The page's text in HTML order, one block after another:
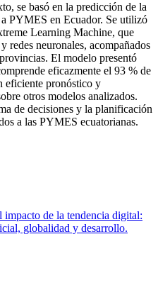
se basó en la predicción de la
PYMES en Ecuador. Se utilizó
Learning Machine, que
redes neuronales, acompañados
El modelo presentó
eficazmente el 93 % de
eficiente pronóstico y
otros modelos analizados.
de decisiones y la planificación
a las PYMES ecuatorianas.
de la tendencia digital:
globalidad y desarrollo.